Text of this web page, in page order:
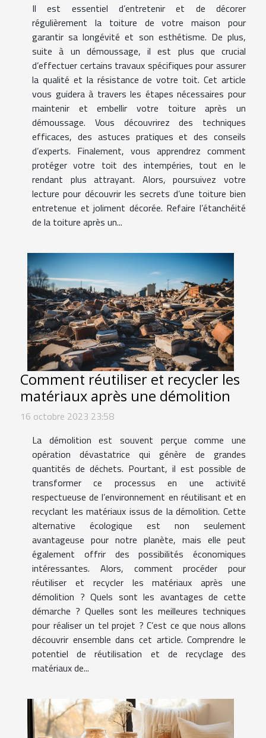
Il est essentiel d’entretenir et de décorer
régulièrement la toiture de votre maison pour
garantir sa longévité et son esthétisme. De plus,
suite à un démoussage, il est plus que crucial
d’effectuer certains travaux spécifiques pour assurer
la qualité et la résistance de votre toit. Cet article
vous guidera à travers les étapes nécessaires pour
maintenir et embellir votre toiture après un
démoussage. Vous découvrirez des techniques
efficaces, des astuces pratiques et des conseils
d’experts. Finalement, vous apprendrez comment
protéger votre toit des intempéries, tout en le
rendant plus attrayant. Alors, poursuivez votre
lecture pour découvrir les secrets d’une toiture bien
entretenue et joliment décorée. Refaire l’étanchéité
de la toiture après un...
Comment réutiliser et recycler les
matériaux après une démolition
16 octobre 2023 23:58
La démolition est souvent perçue comme une
opération dévastatrice qui génère de grandes
quantités de déchets. Pourtant, il est possible de
transformer ce processus en une activité
respectueuse de l’environnement en réutilisant et en
recyclant les matériaux issus de la démolition. Cette
alternative écologique est non seulement
avantageuse pour notre planète, mais elle peut
également offrir des possibilités économiques
intéressantes. Alors, comment procéder pour
réutiliser et recycler les matériaux après une
démolition ? Quels sont les avantages de cette
démarche ? Quelles sont les meilleures techniques
pour réaliser un tel projet ? C’est ce que nous allons
découvrir ensemble dans cet article. Comprendre le
potentiel de réutilisation et de recyclage des
matériaux de...